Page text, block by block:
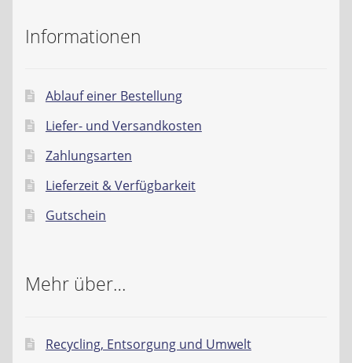
Widerrufsbelehrung
Datenschutzerklärung
Impressum
Informationen
Ablauf einer Bestellung
Liefer- und Versandkosten
Zahlungsarten
Lieferzeit & Verfügbarkeit
Gutschein
Mehr über…
Recycling, Entsorgung und Umwelt